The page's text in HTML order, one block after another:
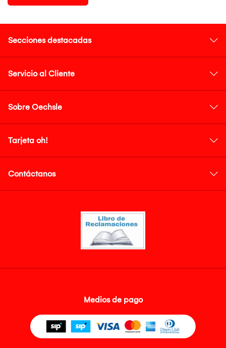
Secciones destacadas
Servicio al Cliente
Sobre Oechsle
Tarjeta oh!
Contáctanos
Medios de pago